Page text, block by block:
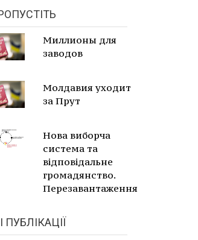
Миллионы для
заводов
Молдавия уходит
за Прут
Нова виборча
система та
відповідальне
громадянство.
Перезавантаження
ПУБЛІКАЦІЇ